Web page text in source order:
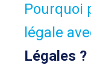
Pourquoi
légale
Légales ?